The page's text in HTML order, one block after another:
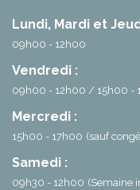
Lundi, Mardi et
09h00 - 12h00
Vendredi :
09h00 - 12h00 15h00 -
Mercredi :
15h00 - 17h00 (sauf
Samedi :
09h30 - 12h00 (Semaine